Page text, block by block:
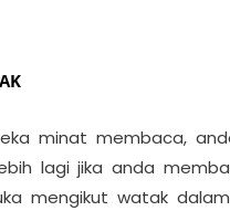
minat membaca,
lagi jika anda
mengikut watak